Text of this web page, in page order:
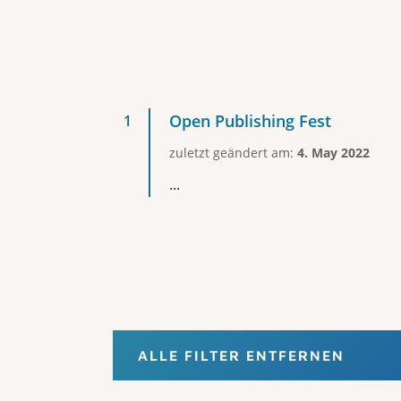
Open Publishing Fest
zuletzt geändert am: 4. May 2022
...
ALLE FILTER ENTFERNEN